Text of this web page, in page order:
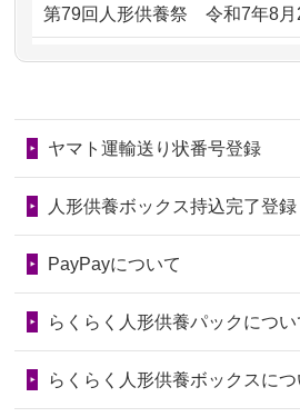
ました。お...
ので、お願...
2026/06/28以前和人形やぬいぐ
いたことが...
の回りの物...
2026/06/28人形たちに これま
2026/06/24今は亡き両親が孫
るのですか？
しょうか？
2024/01/04ガラスケースは外し
第79回人形供養祭令和7年8
第78回人形供養祭令和7年6
第76回人形供養祭令和7年2月
第75回人形供養祭令和7年1月
第73回人形供養祭令和6年10
第71回人形供養祭令和6年8月
ヤマト運輸送り状番号登録
人形供養ボックス持込完了登録
PayPayについて
らくらく人形供養パックについ
らくらく人形供養ボックスにつ